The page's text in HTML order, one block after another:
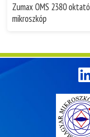
Zumax OMS 2380 oktató
mikroszkóp